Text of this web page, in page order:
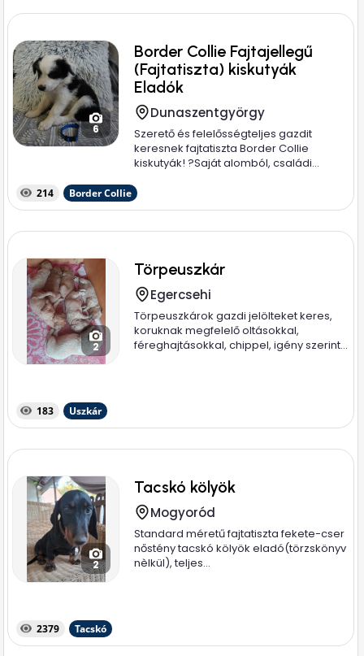
6
Border Collie Fajtajellegű
(Fajtatiszta) kiskutyák
Eladók
Dunaszentgyörgy
Szerető és felelősségteljes gazdit
keresnek fajtatiszta Border Collie
kiskutyák! ? ​Saját alomból, családi...
214 Border Collie
2
Törpeuszkár
Egercsehi
Törpeuszkárok gazdi jelölteket keres,
koruknak megfelelő oltásokkal,
féreghajtásokkal, chippel, igény szerint...
183 Uszkár
2
Tacskó kölyök
Mogyoród
Standard méretű fajtatiszta fekete-cser
nőstény tacskó kölyök eladó(törzskönyv
nèlkül), teljes...
2379 Tacskó